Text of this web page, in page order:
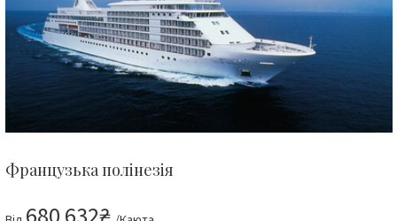
Французька полінезія
680 632₴